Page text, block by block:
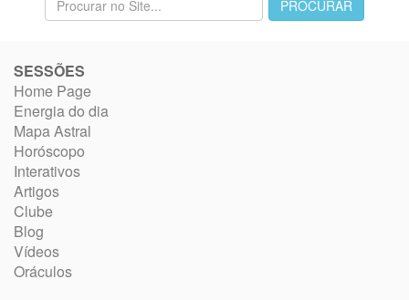
SESSÕES
Home Page
Energia do dia
Mapa Astral
Horóscopo
Interativos
Artigos
Clube
Blog
Vídeos
Oráculos